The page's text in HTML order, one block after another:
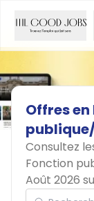
Offresen
Consultez
Fonction
Août 2026
Rechercher